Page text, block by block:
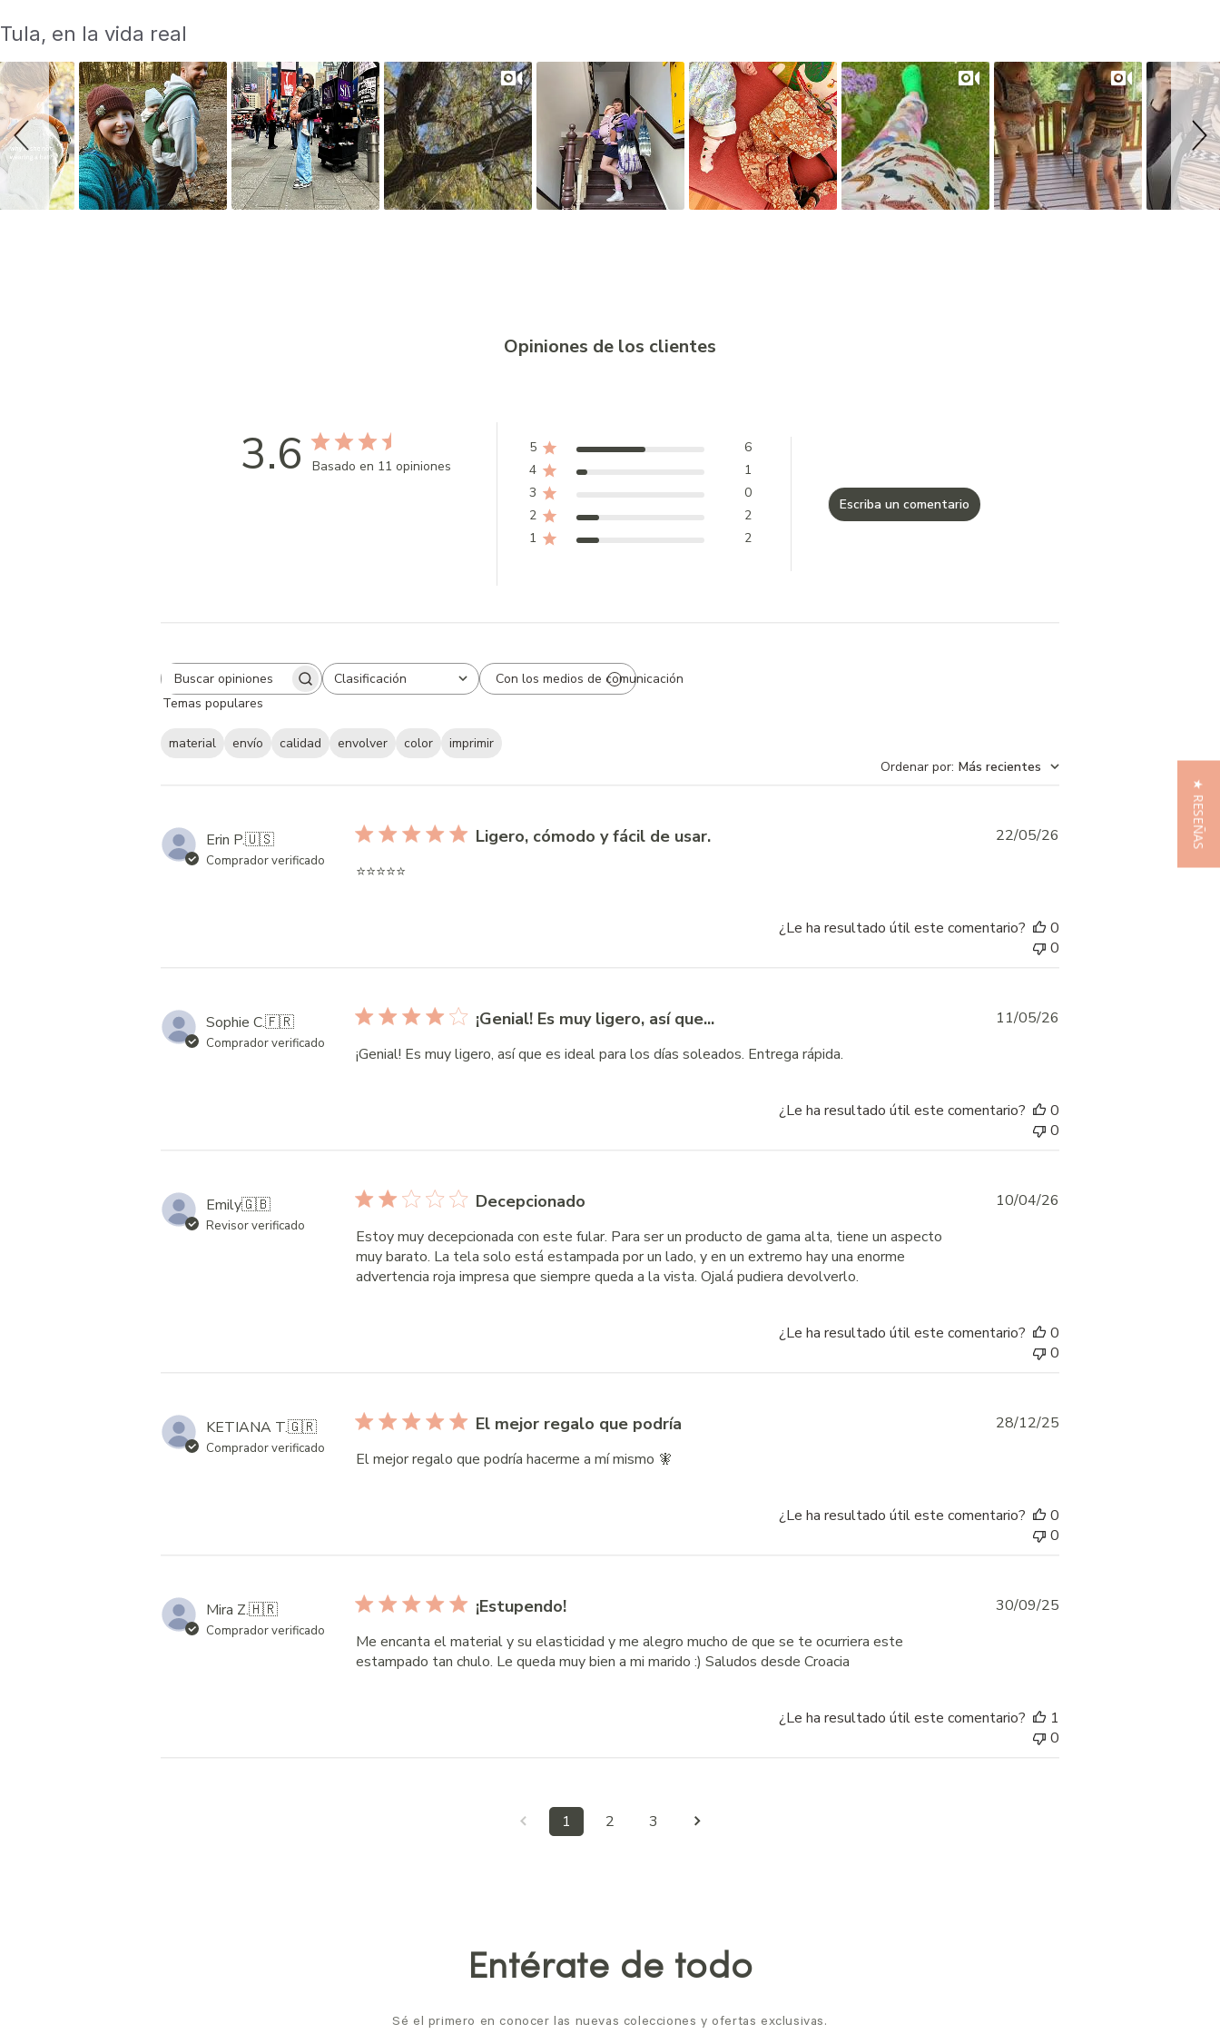
S
i
d
e
s
h
o
w
Slide
controls
Tula, en la vida real
Opiniones de los clientes
3.6 Basado en 11 opiniones
5
6
4
1
3
0
2
2
1
2
Escriba un comentario
Search
reviews
Clasificación
All ratings
Con los medios de comunicación
Temas populares
material envío calidad envolver color
imprimir
Ordenar por: Más recientes
Erin P.🇺🇸
Comprador verificado
Ligero, cómodo y fácil de usar.
⭐️⭐️⭐️⭐️⭐️
22/05/26
¿Le ha resultado útil este comentario?
0
0
Sophie C.🇫🇷
Comprador verificado
¡Genial! Es muy ligero, así que...
¡Genial! Es muy ligero, así que es ideal para los días soleados. Entrega rápida.
11/05/26
¿Le ha resultado útil este comentario?
0
0
Emily🇬🇧
Revisor verificado
Decepcionado
Estoy muy decepcionada con este fular. Para ser un producto de gama alta, tiene un aspecto
muy barato. La tela solo está estampada por un lado, y en un extremo hay una enorme
advertencia roja impresa que siempre queda a la vista. Ojalá pudiera devolverlo.
10/04/26
¿Le ha resultado útil este comentario?
0
0
KETIANA T.🇬🇷
Comprador verificado
El mejor regalo que podría
El mejor regalo que podría hacerme a mí mismo 🧚
28/12/25
¿Le ha resultado útil este comentario?
0
0
Mira Z.🇭🇷
Comprador verificado
¡Estupendo!
Me encanta el material y su elasticidad y me alegro mucho de que se te ocurriera este
estampado tan chulo. Le queda muy bien a mi marido :) Saludos desde Croacia
30/09/25
¿Le ha resultado útil este comentario?
1
0
1 2 3
Entérate de todo
Sé el primero en conocer las nuevas colecciones y ofertas exclusivas.
★ RESEÑAS